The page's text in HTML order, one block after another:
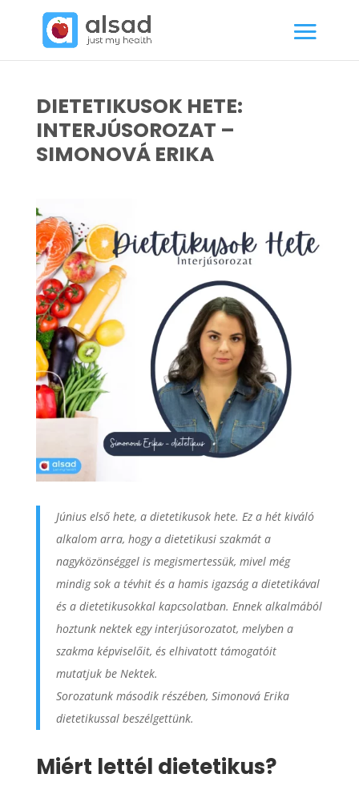
DIETETIKUSOK HETE:
INTERJÚSOROZAT –
SIMONOVÁ ERIKA
Június első hete, a dietetikusok hete. Ez a hét kiváló
alkalom arra, hogy a dietetikusi szakmát a
nagyközönséggel is megismertessük, mivel még
mindig sok a tévhit és a hamis igazság a dietetikával
és a dietetikusokkal kapcsolatban. Ennek alkalmából
hoztunk nektek egy interjúsorozatot, melyben a
szakma képviselőit, és elhivatott támogatóit
mutatjuk be Nektek.
Sorozatunk második részében, Simonová Erika
dietetikussal beszélgettünk.
Miért lettél dietetikus?